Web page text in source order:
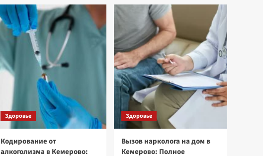
Здоровье
Кодирование от
алкоголизма в Кемерово:
Здоровье
Вызов нарколога на дом в
Кемерово: Полное